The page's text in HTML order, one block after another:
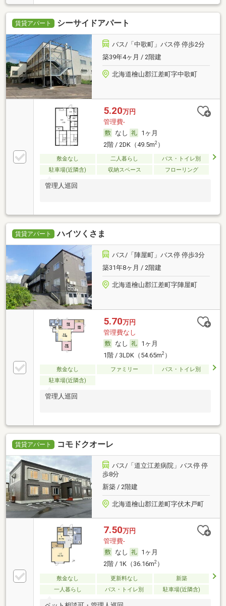
賃貸アパート シーサイドアパート
バス/「中歌町」バス停 停歩2分
築39年4ヶ月 / 2階建
北海道檜山郡江差町字中歌町
5.20万円
管理費-
なし
1ヶ月
2階 / 2DK（49.5m2）
敷金なし 二人暮らし
バス・トイレ別
駐車場(近隣含)
収納スペース フローリング
管理人巡回
賃貸アパート ハイツくさま
バス/「陣屋町」バス停 停歩3分
築31年8ヶ月 / 2階建
北海道檜山郡江差町字陣屋町
5.70万円
管理費なし
なし
1ヶ月
1階 / 3LDK（54.65m2）
敷金なし ファミリー
バス・トイレ別
駐車場(近隣含)
管理人巡回
賃貸アパート コモドクオーレ
バス/「道立江差病院」バス停 停
歩8分
新築 / 2階建
北海道檜山郡江差町字伏木戸町
7.50万円
管理費-
なし
1ヶ月
2階 / 1K（36.16m2）
敷金なし 更新料なし
新築
一人暮らし
バス・トイレ別 駐車場(近隣含)